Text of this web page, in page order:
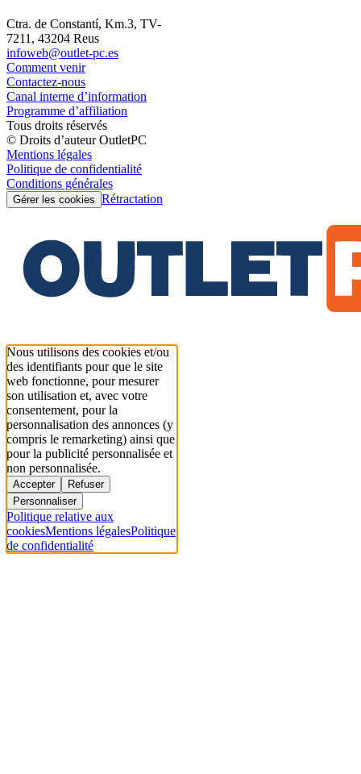
Ctra. de Constantí, Km.3, TV-
7211, 43204 Reus
infoweb@outlet-pc.es
Comment venir
Contactez-nous
Canal interne d’information
Programme d’affiliation
Tous droits réservés
© Droits d’auteur OutletPC
Mentions légales
Politique de confidentialité
Conditions générales
Gérer les cookies Rétractation
Nous utilisons des cookies et/ou
des identifiants pour que le site
web fonctionne, pour mesurer
son utilisation et, avec votre
consentement, pour la
personnalisation des annonces (y
compris le remarketing) ainsi que
pour la publicité personnalisée et
non personnalisée.
Accepter
Refuser
Personnaliser
Politique relative aux
cookiesMentions légalesPolitique
de confidentialité